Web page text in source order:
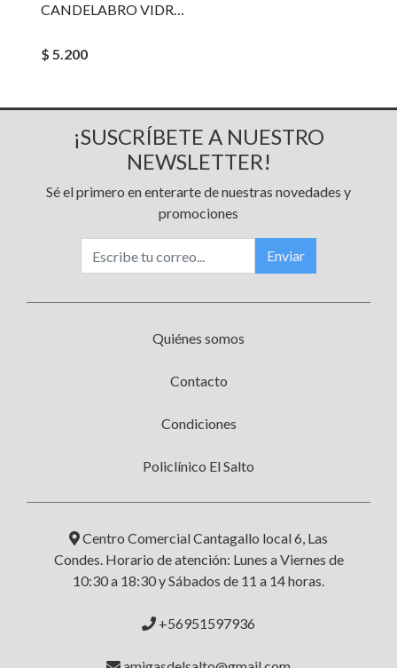
CANDELABRO VIDRIO CLASSIC
$ 5.200
¡SUSCRÍBETE A NUESTRO
NEWSLETTER!
Sé el primero en enterarte de nuestras novedades y
promociones
Enviar
Quiénes somos
Contacto
Condiciones
Policlínico El Salto
Centro Comercial Cantagallo local 6, Las
Condes. Horario de atención: Lunes a Viernes de
10:30 a 18:30 y Sábados de 11 a 14 horas.
+56951597936